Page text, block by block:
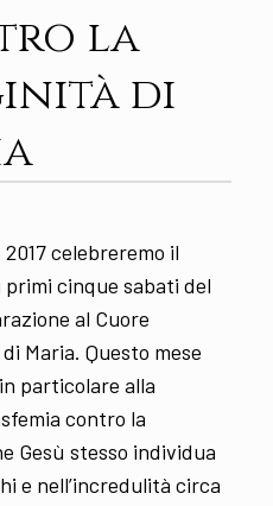
la
di
celebreremo il
primi cinque sabati del
al Cuore
Maria. Questo mese
particolare alla
contro la
Gesù stesso individua
e nell’incredulità circa